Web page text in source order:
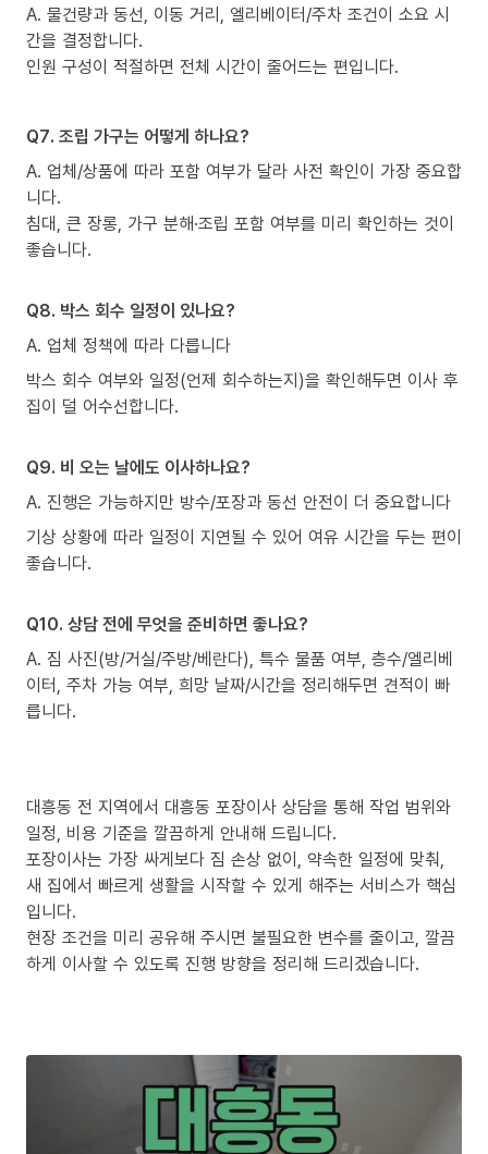
A. 물건량과 동선, 이동 거리, 엘리베이터/주차 조건이 소요 시
간을 결정합니다.
인원 구성이 적절하면 전체 시간이 줄어드는 편입니다.
Q7. 조립 가구는 어떻게 하나요?
A. 업체/상품에 따라 포함 여부가 달라 사전 확인이 가장 중요합
니다.
침대, 큰 장롱, 가구 분해·조립 포함 여부를 미리 확인하는 것이
좋습니다.
Q8. 박스 회수 일정이 있나요?
A. 업체 정책에 따라 다릅니다
박스 회수 여부와 일정(언제 회수하는지)을 확인해두면 이사 후
집이 덜 어수선합니다.
Q9. 비 오는 날에도 이사하나요?
A. 진행은 가능하지만 방수/포장과 동선 안전이 더 중요합니다
기상 상황에 따라 일정이 지연될 수 있어 여유 시간을 두는 편이
좋습니다.
Q10. 상담 전에 무엇을 준비하면 좋나요?
A. 짐 사진(방/거실/주방/베란다), 특수 물품 여부, 층수/엘리베
이터, 주차 가능 여부, 희망 날짜/시간을 정리해두면 견적이 빠
릅니다.
대흥동 전 지역에서 대흥동 포장이사 상담을 통해 작업 범위와
일정, 비용 기준을 깔끔하게 안내해 드립니다.
포장이사는 가장 싸게보다 짐 손상 없이, 약속한 일정에 맞춰,
새 집에서 빠르게 생활을 시작할 수 있게 해주는 서비스가 핵심
입니다.
현장 조건을 미리 공유해 주시면 불필요한 변수를 줄이고, 깔끔
하게 이사할 수 있도록 진행 방향을 정리해 드리겠습니다.